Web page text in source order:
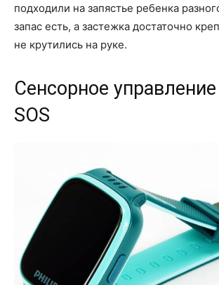
подходили на запястье ребенка
запас есть, а застежка достаточно
не крутились на руке.
Сенсорное
SOS